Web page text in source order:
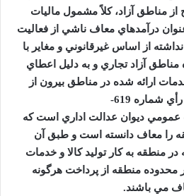
مناطق آزاد، کلاً مشمول ماليات
درآمدهاي معاف ناشي از فعاليت
از اساس غيرقانوني و مغاير با
مناطق آزاد تجاري و به دليل اعطاي
ارائه شده در مناطق بيرون از
رأي شماره
619-
عمومي ديوان عدالت اداري است که
را معاف دانسته است و طبق آن
منطقه به کار توليد کالا و خدمات
محدوده منطقه از پرداخت هرگونه
مي باشند.